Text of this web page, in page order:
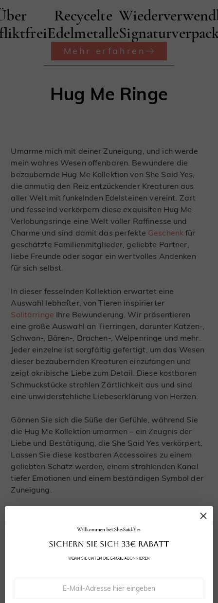
Recycelte
Edelmetalle
Mehr erfahren
Hug Me Ringe
Umarme mich mit deiner Zuneigung, und ich werde
mein wahres Wesen offenbaren. Bewundere die
bezaubernde Hug Me Kollektion von She Said Yes,
die anmutig den Reiz entzückender Kreaturen aus
aller Welt mit funkelnden Edelsteinen vereint. Zart
und fesselnd verkörpern diese exquisiten Hug Me
Verlobungsringe eine Welt voller Raffinesse und
Charme und sind damit das perfekte Geschenk für
geschätzte Familienmitglieder, geliebte Partner,
liebe Freunde oder sogar ein wertvolles Andenken
für sich selbst.
In dieser fesselnden Kollektion erwartet eine
Auswahl lebhafter, von Tieren inspirierter
Solitärringe Ihre Bewunderung. Wir präsentieren
eine große Auswahl an Tierringen, darunter Katzen-,
Schwan-, Bären-, Drachen-, Welpenringe und mehr.
Jeder einzelne ist sorgfältig gefertigt, um das Wesen
dieser bezaubernden Kreaturen einzufangen und
zeigt akribische Liebe zum Detail. Diese kostbaren
Schmuckstücke strahlen Zärtlichkeit aus und sind
eine unwiderstehliche Liebeserklärung von Herzen.
Gönnen Sie sich die Süße der Gefühle, während Sie
die Hug Me Kollektion umarmen – ein Zeugnis der
Liebe und Bestätigung, die She Said Yes verkörpert.
Lassen Sie diese kostbaren Accessoires zu einem
geliebten Schatz werden, einem strahlenden Kanal
tiefer Emotionen und einem beständigen Symbol der
Zuneigung.
Verlobungsringe Eheringe